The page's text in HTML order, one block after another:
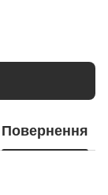
Повернення